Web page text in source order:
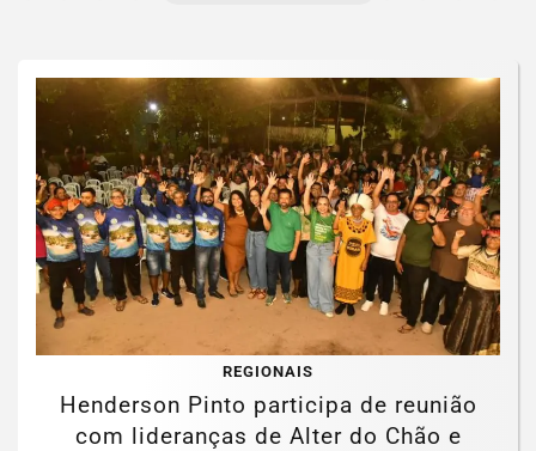
REGIONAIS
Henderson Pinto participa de reunião
com lideranças de Alter do Chão e